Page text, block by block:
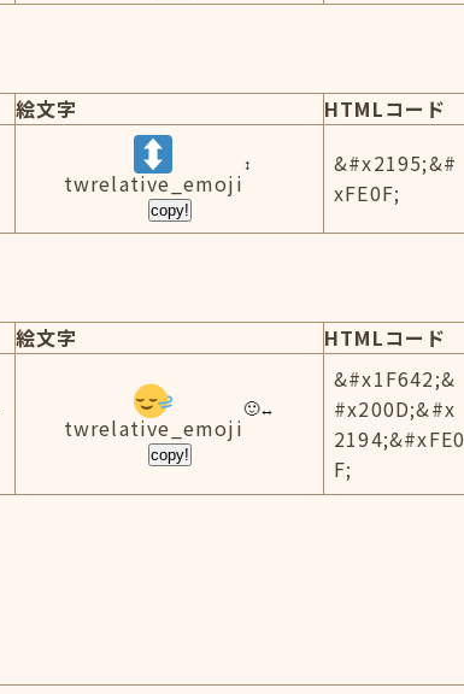
絵文字
HTMLコード
twrelative_emoji
copy!
&#x2195;&#
xFE0F;
絵文字
HTMLコード
twrelative_emoji
copy!
&#x1F642;&
#x200D;&#x
2194;&#xFE0
F;